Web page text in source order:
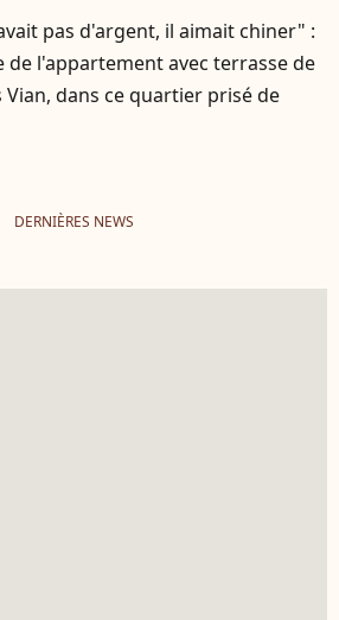
pas d'argent, il aimait chiner" :
de l'appartement avec terrasse de
Vian, dans ce quartier prisé de
DERNIÈRES NEWS